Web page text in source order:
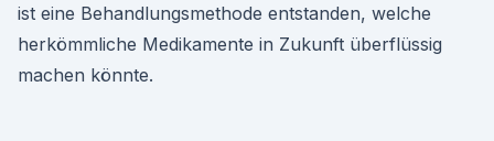
ist eine Behandlungsmethode entstanden, welche
herkömmliche Medikamente in Zukunft überflüssig
machen könnte.